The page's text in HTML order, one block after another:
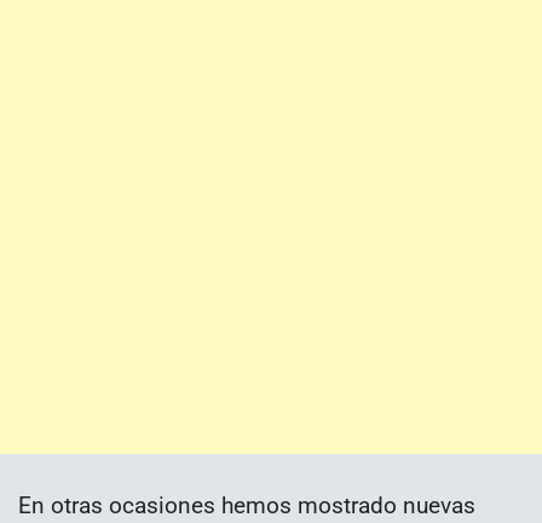
En otras ocasiones hemos mostrado nuevas